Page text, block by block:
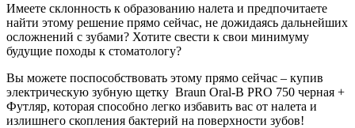
Имеете склонность к образованию налета и предпочитаете
найти этому решение прямо сейчас, не дожидаясь дальнейших
осложнений с зубами? Хотите свести к свои минимуму
будущие походы к стоматологу?
Вы можете поспособствовать этому прямо сейчас – купив
электрическую зубную щетку Braun Oral-B PRO 750 черная +
Футляр, которая способно легко избавить вас от налета и
излишнего скопления бактерий на поверхности зубов!